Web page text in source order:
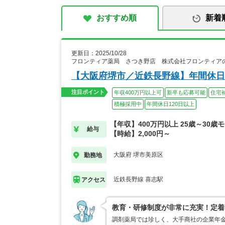
おすすめ順 新着
更新日：2025/10/28
フロンティア薬局 さつき野店 株式会社フロンティア
【大阪府堺市／近鉄長野線】年間休
注目ポイント 年収400万円以上可 新卒も応募可能
住宅
積極採用中
年間休日120日以上
給与
【年収】400万円以上 25歳～30歳
【時給】2,000円～
勤務地 大阪府 堺市美原区
アクセス 近鉄長野線 喜志駅
教育・研修制度が非常に充実！定
調剤薬局では珍しく、大手商社の企業年